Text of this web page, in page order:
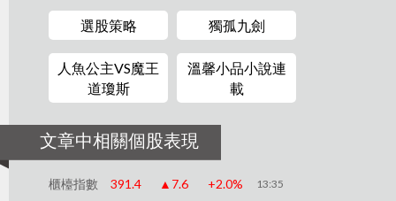
選股策略 獨孤九劍
人魚公主VS魔王
道瓊斯
溫馨小品小說連
載
文章中相關個股表現
櫃檯指數 391.4 ▲7.6 +2.0% 13:35